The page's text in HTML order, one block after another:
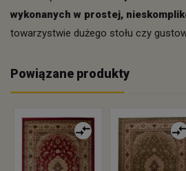
wykonanych w prostej,
towarzystwie dużego stołu czy
Powiązane produkty